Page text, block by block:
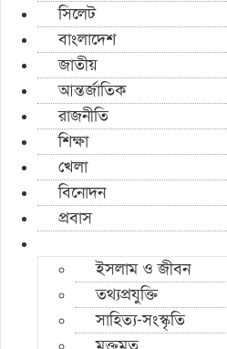
সিলেট
বাংলাদেশ
জাতীয়
আন্তর্জাতিক
রাজনীতি
শিক্ষা
খেলা
বিনোদন
প্রবাস
ইসলাম ও জীবন
তথ্যপ্রযুক্তি
সাহিত্য-সংস্কৃতি